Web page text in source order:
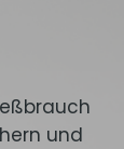
und